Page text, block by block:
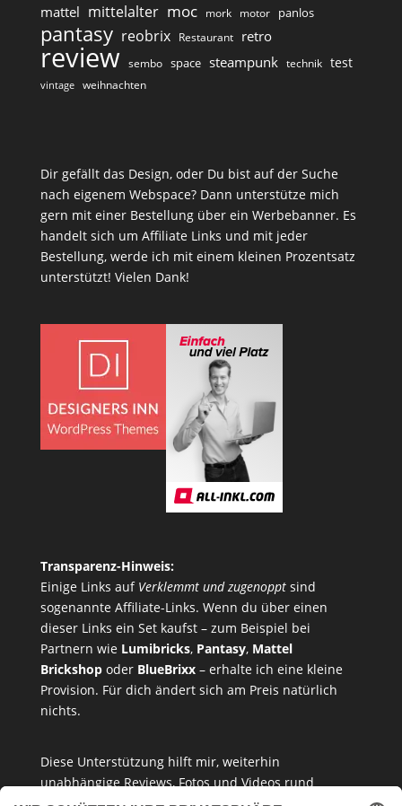
mattel mittelalter moc mork motor panlos
pantasy reobrix Restaurant retro
review sembo space steampunk technik test
vintage weihnachten
Dir gefällt das Design, oder Du bist auf der Suche
nach eigenem Webspace? Dann unterstütze mich
gern mit einer Bestellung über ein Werbebanner. Es
handelt sich um Affiliate Links und mit jeder
Bestellung, werde ich mit einem kleinen Prozentsatz
unterstützt! Vielen Dank!
Transparenz-Hinweis:
Einige Links auf Verklemmt und zugenopptsind
sogenannte Affiliate-Links. Wenn du über einen
dieser Links ein Set kaufst – zum Beispiel bei
Partnern wie Lumibricks, Pantasy, Mattel
Brickshopoder BlueBrixx– erhalte ich eine kleine
Provision. Für dich ändert sich am Preis natürlich
nichts.
Diese Unterstützung hilft mir, weiterhin
unabhängige Reviews, Fotos und Videos rund